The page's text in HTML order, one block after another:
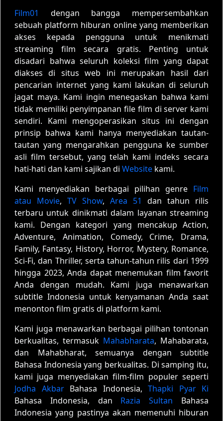
Film01
dengan bangga mempersembahkan
sebuah platform hiburan online yang memberikan
akses kepada pengguna untuk menikmati
streaming film secara gratis. Penting untuk
disadari bahwa seluruh koleksi film yang dapat
diakses di situs web ini merupakan hasil dari
pencarian internet yang kami lakukan di seluruh
jagat maya. Kami ingin menegaskan bahwa kami
tidak memiliki penyimpanan file film di server kami
sendiri. Kami mengoperasikan situs ini dengan
prinsip bahwa kami hanya menyediakan tautan-
tautan yang mengarahkan pengguna ke sumber
asli film tersebut, yang telah kami indeks secara
hati-hati dan kami sajikan di Website kami.
Kami menyediakan berbagai pilihan genre Film
atau Movie, TV Show, Area 51
dan tahun rilis
terbaru untuk dinikmati dalam layanan streaming
kami. Dengan kategori yang mencakup Action,
Adventure, Animation, Comedy, Crime, Drama,
Family, Fantasy, History, Horror, Mystery, Romance,
Sci-Fi, dan Thriller, serta tahun-tahun rilis dari 1999
hingga 2023, Anda dapat menemukan film favorit
Anda dengan mudah. Kami juga menawarkan
subtitle Indonesia untuk kenyamanan Anda saat
menonton film gratis di platform kami.
Kami juga menawarkan berbagai pilihan tontonan
berkualitas, termasuk Mahabharata, Mahabarata,
dan Mahabharat, semuanya dengan subtitle
Bahasa Indonesia yang berkualitas. Di samping itu,
kami juga menyediakan film-film populer seperti
Jodha AkbarBahasa Indonesia, Thapki Pyar Ki
Bahasa Indonesia, dan Razia Sultan Bahasa
Indonesia yang pastinya akan memenuhi hiburan